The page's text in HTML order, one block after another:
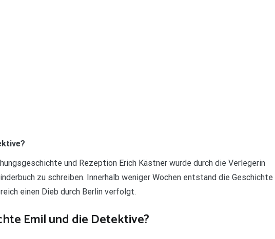
und Rezeption Erich Kästner wurde durch die Verlegerin
zu schreiben. Innerhalb weniger Wochen entstand die Geschichte
einen Dieb durch Berlin verfolgt.
Emil und die Detektive?